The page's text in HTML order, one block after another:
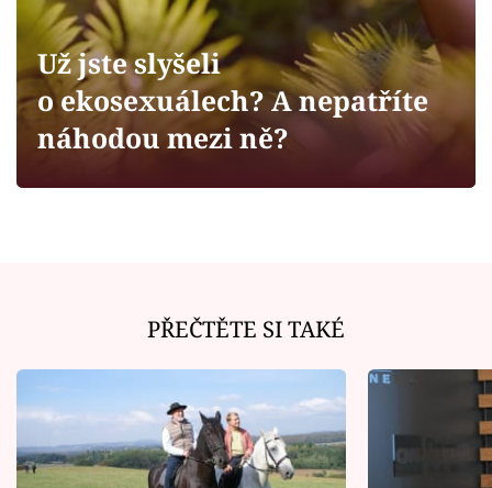
Sledujte prima+
Filmový festival Karlovy Vary
Sledujte nás
Už jste slyšeli
o ekosexuálech? A nepatříte
náhodou mezi ně?
PŘEČTĚTE SI TAKÉ